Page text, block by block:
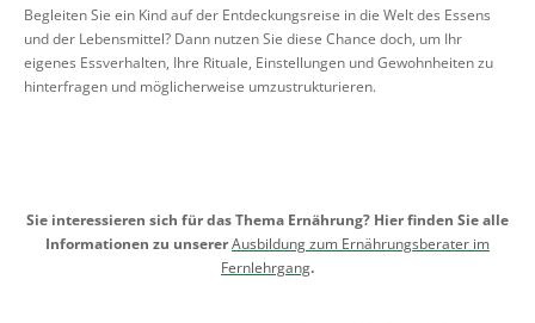
Begleiten Sie ein Kind auf der Entdeckungsreise in die Welt des Essens
und der Lebensmittel? Dann nutzen Sie diese Chance doch, um Ihr
eigenes Essverhalten, Ihre Rituale, Einstellungen und Gewohnheiten zu
hinterfragen und möglicherweise umzustrukturieren.
Sie interessieren sich für das Thema Ernährung? Hier finden Sie alle
Informationen zu unsererAusbildung zum Ernährungsberater im
Fernlehrgang.